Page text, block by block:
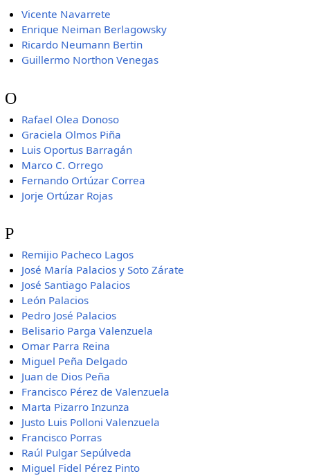
Vicente Navarrete
Enrique Neiman Berlagowsky
Ricardo Neumann Bertin
Guillermo Northon Venegas
O
Rafael Olea Donoso
Graciela Olmos Piña
Luis Oportus Barragán
Marco C. Orrego
Fernando Ortúzar Correa
Jorje Ortúzar Rojas
P
Remijio Pacheco Lagos
José María Palacios y Soto Zárate
José Santiago Palacios
León Palacios
Pedro José Palacios
Belisario Parga Valenzuela
Omar Parra Reina
Miguel Peña Delgado
Juan de Dios Peña
Francisco Pérez de Valenzuela
Marta Pizarro Inzunza
Justo Luis Polloni Valenzuela
Francisco Porras
Raúl Pulgar Sepúlveda
Miguel Fidel Pérez Pinto